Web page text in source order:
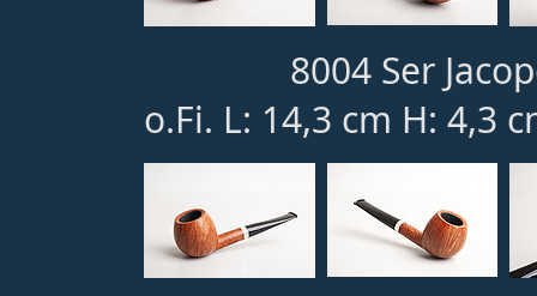
8004 Ser
o.Fi. L: 14,3 cm H: 4,3